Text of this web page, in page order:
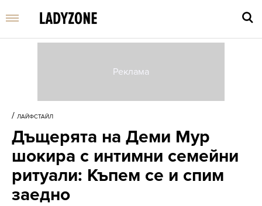
/ ЛАЙФСТАЙЛ
Дъщерята на Деми Мур
шокира с интимни семейни
ритуали: Къпем се и спим
заедно